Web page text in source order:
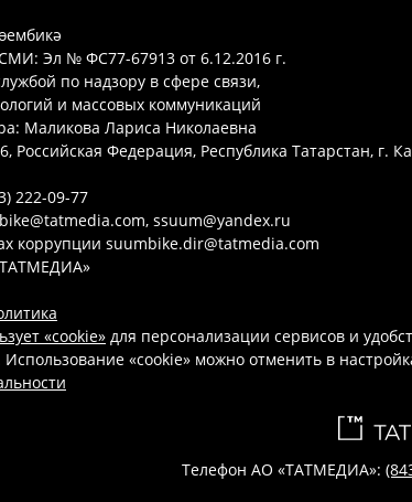
Эл № ФС77-67913 от 6.12.2016 г.
по надзору в сфере связи,
и массовых коммуникаций
Маликова Лариса Николаевна
Российская Федерация, Республика Татарстан, г.
222-09-77
ssuum@yandex.ru
коррупции suumbike.dir@tatmedia.com
«cookie» для персонализации сервисов и
Использование «cookie» можно отменить в
Телефон АО «ТАТМЕДИА»: